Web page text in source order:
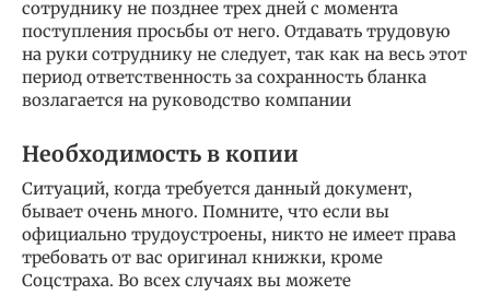
сотруднику не позднее трех дней с момента
поступления просьбы от него. Отдавать трудовую
на руки сотруднику не следует, так как на весь этот
период ответственность за сохранность бланка
возлагается на руководство компании
Необходимость в копии
Ситуаций, когда требуется данный документ,
бывает очень много. Помните, что если вы
официально трудоустроены, никто не имеет права
требовать от вас оригинал книжки, кроме
Соцстраха. Во всех случаях вы можете